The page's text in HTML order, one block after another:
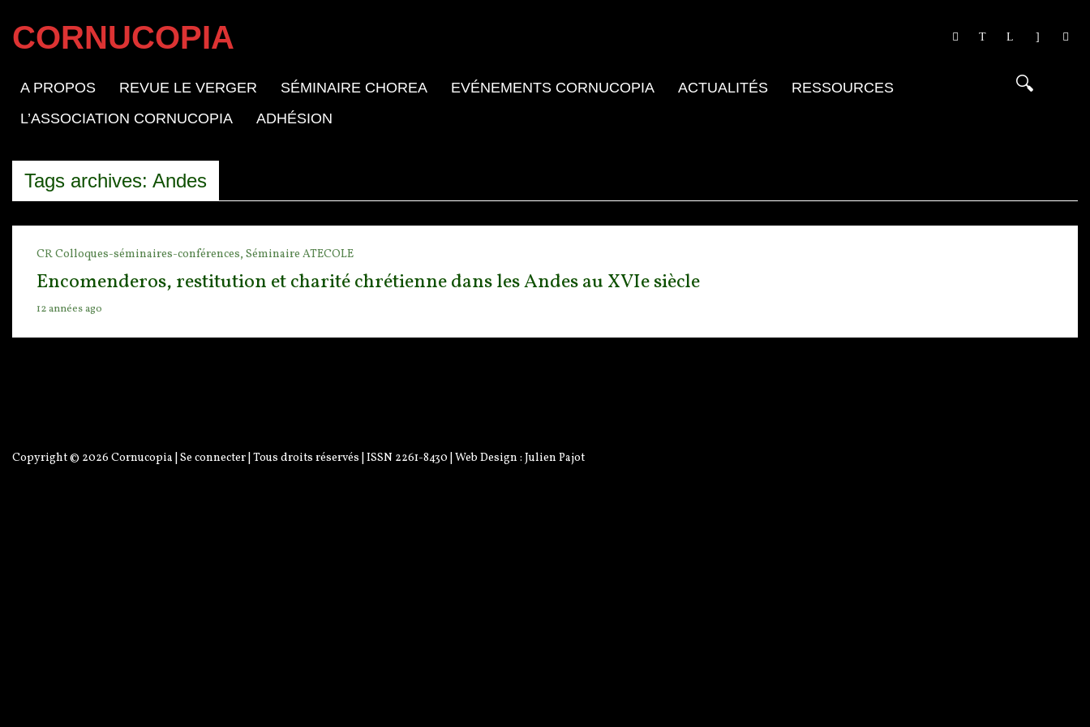
CORNUCOPIA
A PROPOS REVUE LE VERGER SÉMINAIRE CHOREA EVÉNEMENTS CORNUCOPIA ACTUALITÉS
RESSOURCES
L’ASSOCIATION CORNUCOPIA
ADHÉSION
Tags archives: Andes
CR Colloques-séminaires-conférences, Séminaire ATECOLE
Encomenderos, restitution et charité chrétienne dans les Andes au XVIe siècle
12 années ago
Copyright © 2026 Cornucopia Se connecter | Tous droits réservés | ISSN 2261-8430 | Web Design : Julien Pajot